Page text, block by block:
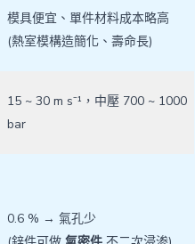
模具便宜、單件材料成本略高
(熱室模構造簡化、壽命長)
15 ~ 30 m s⁻¹，中壓 700 ~ 1000
bar
0.6 % → 氣孔少